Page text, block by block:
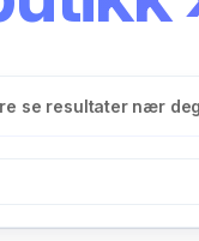
se resultater nær